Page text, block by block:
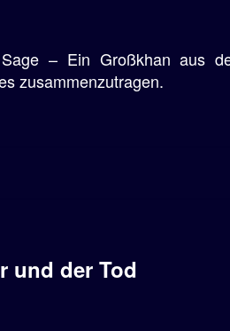
– Ein Großkhan aus
zusammenzutragen.
und der Tod